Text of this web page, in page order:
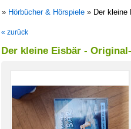
» Hörbücher & Hörspiele » Der kleine
« zurück
Der kleine Eisbär -